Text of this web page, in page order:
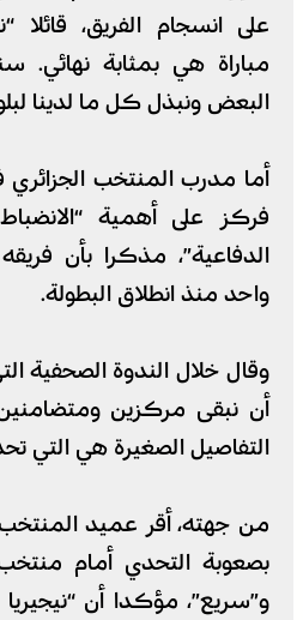
على انسجام الفريق،
مباراة هي بمثابة نهائي.
البعض ونبذل كل ما لدينا
أما مدرب المنتخب الجزائري
فركز على أهمية
الدفاعية”، مذكرا بأن
واحد منذ انطلاق البطولة.
وقال خلال الندوة الصحفية
أن نبقى مركزين ومتضامنين
التفاصيل الصغيرة هي التي
من جهته، أقر عميد المنتخب
بصعوبة التحدي أمام
و”سريع”، مؤكدا أن